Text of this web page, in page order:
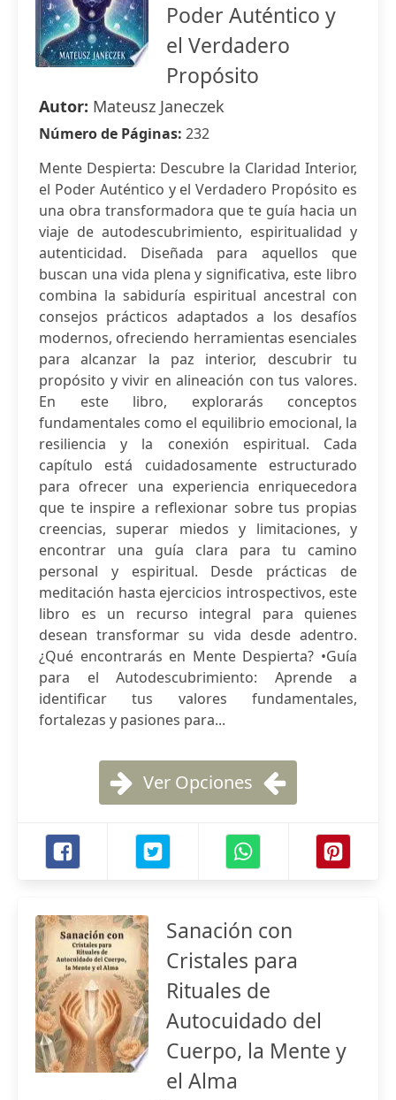
Poder Auténtico y
el Verdadero
Propósito
Autor: Mateusz Janeczek
Número de Páginas: 232
Mente Despierta: Descubre la Claridad Interior,
el Poder Auténtico y el Verdadero Propósito es
una obra transformadora que te guía hacia un
viaje de autodescubrimiento, espiritualidad y
autenticidad. Diseñada para aquellos que
buscan una vida plena y significativa, este libro
combina la sabiduría espiritual ancestral con
consejos prácticos adaptados a los desafíos
modernos, ofreciendo herramientas esenciales
para alcanzar la paz interior, descubrir tu
propósito y vivir en alineación con tus valores.
En este libro, explorarás conceptos
fundamentales como el equilibrio emocional, la
resiliencia y la conexión espiritual. Cada
capítulo está cuidadosamente estructurado
para ofrecer una experiencia enriquecedora
que te inspire a reflexionar sobre tus propias
creencias, superar miedos y limitaciones, y
encontrar una guía clara para tu camino
personal y espiritual. Desde prácticas de
meditación hasta ejercicios introspectivos, este
libro es un recurso integral para quienes
desean transformar su vida desde adentro.
¿Qué encontrarás en Mente Despierta? •Guía
para el Autodescubrimiento: Aprende a
identificar tus valores fundamentales,
fortalezas y pasiones para...
Ver Opciones
Sanación con
Cristales para
Rituales de
Autocuidado del
Cuerpo, la Mente y
el Alma